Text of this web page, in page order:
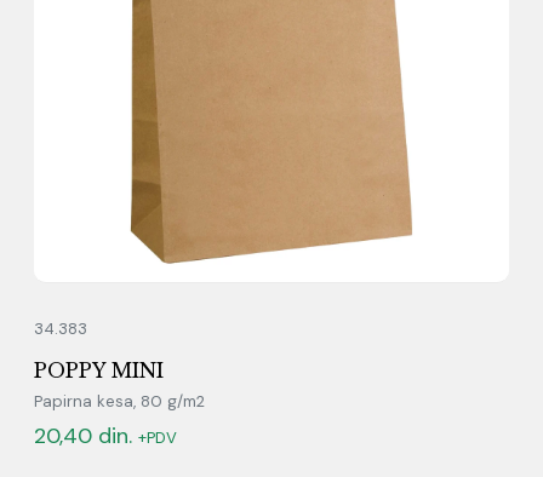
34.383
POPPY MINI
Papirna kesa, 80 g/m2
20,40 din. +PDV